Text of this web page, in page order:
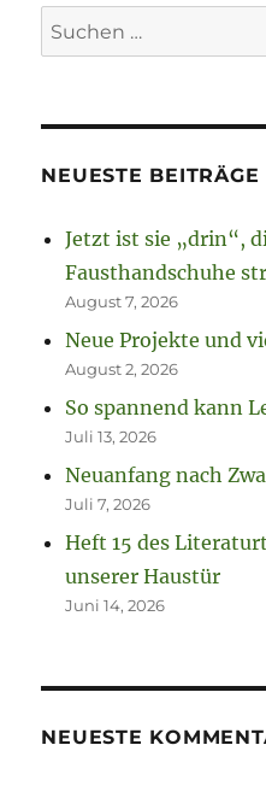
Suchen
nach:
NEUESTE BEITRÄGE
Jetzt ist sie „drin“,
Fausthandschuhe
August 7, 2026
Neue Projekte und
August 2, 2026
So spannend kann
Juli 13, 2026
Neuanfang nach
Juli 7, 2026
Heft 15 des
unserer Haustür
Juni 14, 2026
NEUESTE